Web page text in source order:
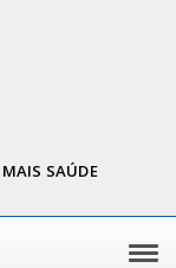
MAIS SAÚDE